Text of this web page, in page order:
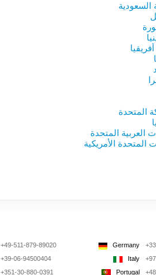
السعودية
المتحدة
العربية المتحدة
المتحدة الأمريكية
Germany
+49-511-879-89020
Italy
+39-06-94500404
Portugal
+351-30-880-0391